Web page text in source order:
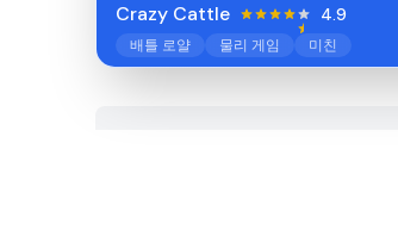
Crazy Cattle 4.9
배틀 로얄 물리 게임 미친